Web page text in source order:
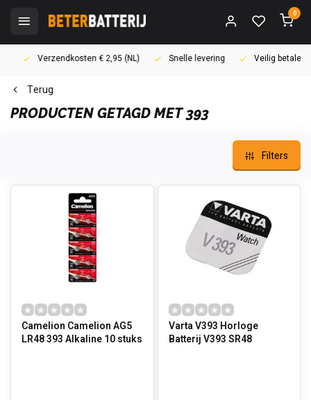
0
Verzendkosten € 2,95 (NL) Snelle levering Veilig betalen
Terug
PRODUCTEN GETAGD MET 393
Filters
Camelion Camelion AG5
LR48 393 Alkaline 10 stuks
Varta V393 Horloge
Batterij V393 SR48